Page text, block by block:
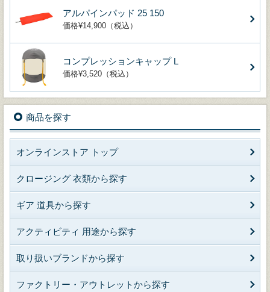
アルパインパッド 25 150
価格¥14,900（税込）
コンプレッションキャップ L
価格¥3,520（税込）
商品を探す
オンラインストア トップ
クロージング 衣類から探す
ギア 道具から探す
アクティビティ 用途から探す
取り扱いブランドから探す
ファクトリー・アウトレットから探す